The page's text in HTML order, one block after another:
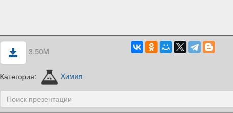
3.50M
Категория: Химия